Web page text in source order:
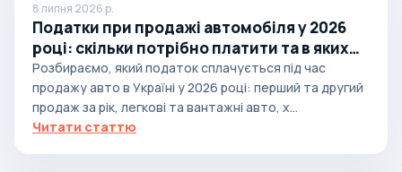
8 липня 2026 р.
Податки при продажі автомобіля у 2026
році: скільки потрібно платити та в яких
випадках
Розбираємо, який податок сплачується під час
продажу авто в Україні у 2026 році: перший та другий
продаж за рік, легкові та вантажні авто, х...
Читати статтю